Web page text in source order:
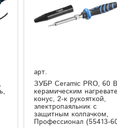
арт.
ЗУБР Ceramic PRO, 60
керамическим
конус, 2-к рукояткой,
электропаяльник с
защитным колпачком,
Профессионал (55413-